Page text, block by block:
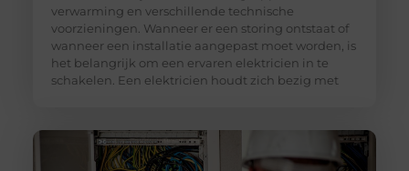
verwarming en verschillende technische
voorzieningen. Wanneer er een storing ontstaat of
wanneer een installatie aangepast moet worden, is
het belangrijk om een ervaren elektricien in te
schakelen. Een elektricien houdt zich bezig met